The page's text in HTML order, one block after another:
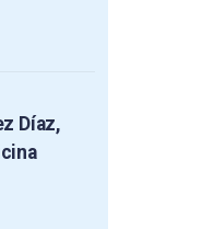
Díaz,